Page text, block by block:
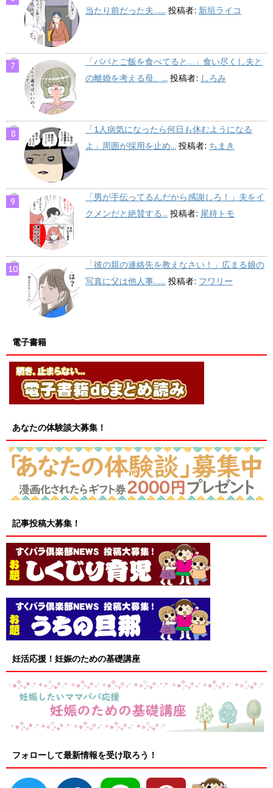
当たり前だった夫…... 投稿者: 新垣ライコ
「パパとご飯を食べてると…」食い尽くし夫と
の離婚を考える母、... 投稿者: しろみ
「1人病気になったら何日も休むようになる
よ」周囲が採用を止め... 投稿者: ちまき
「男が手伝ってるんだから感謝しろ！」夫をイ
クメンだと絶賛する... 投稿者: 尾持トモ
「彼の親の連絡先を教えなさい！」広まる娘の
写真に父は他人事…... 投稿者: フワリー
電子書籍
あなたの体験談大募集！
記事投稿大募集！
妊活応援！妊娠のための基礎講座
フォローして最新情報を受け取ろう！